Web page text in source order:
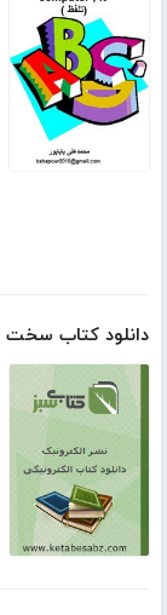
دانلود کتاب سخت